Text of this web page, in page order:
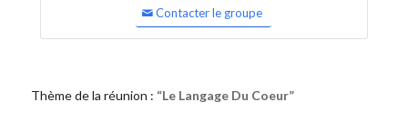
Contacter le groupe
Thème de la réunion : “Le Langage Du Coeur”